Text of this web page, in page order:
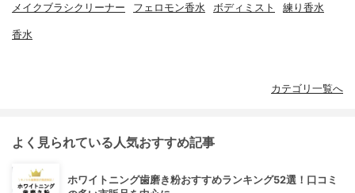
メイクブラシクリーナー フェロモン香水 ボディミスト 練り香水
香水
カテゴリ一覧へ
よく見られている人気おすすめ記事
ホワイトニング歯磨き粉おすすめランキング52選！口コミ